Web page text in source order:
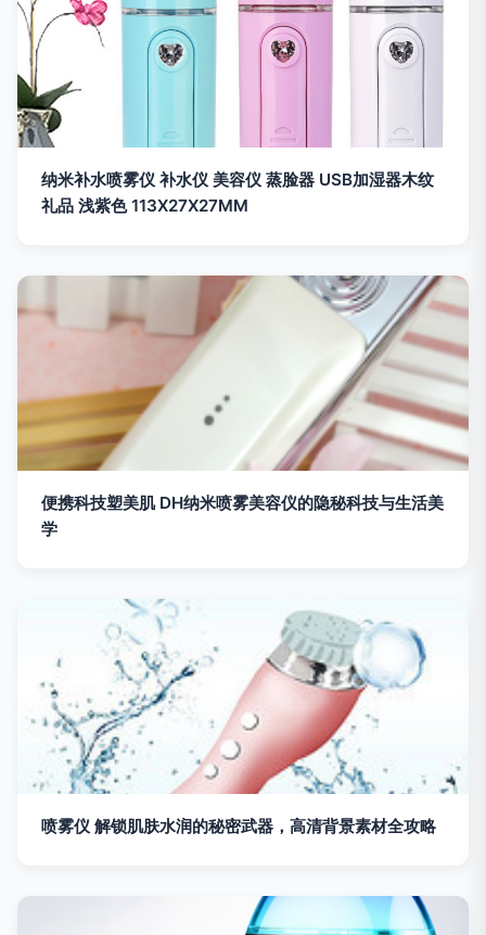
纳米补水喷雾仪 补水仪 美容仪 蒸脸器 USB加湿器木纹
礼品 浅紫色 113X27X27MM
便携科技塑美肌 DH纳米喷雾美容仪的隐秘科技与生活美
学
喷雾仪 解锁肌肤水润的秘密武器，高清背景素材全攻略